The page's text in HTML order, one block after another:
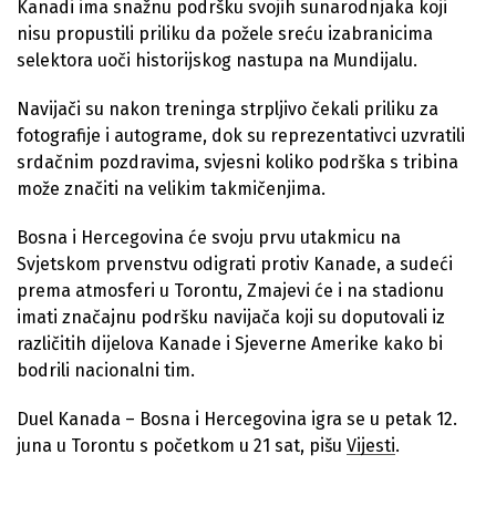
Kanadi ima snažnu podršku svojih sunarodnjaka koji
nisu propustili priliku da požele sreću izabranicima
selektora uoči historijskog nastupa na Mundijalu.
Navijači su nakon treninga strpljivo čekali priliku za
fotografije i autograme, dok su reprezentativci uzvratili
srdačnim pozdravima, svjesni koliko podrška s tribina
može značiti na velikim takmičenjima.
Bosna i Hercegovina će svoju prvu utakmicu na
Svjetskom prvenstvu odigrati protiv Kanade, a sudeći
prema atmosferi u Torontu, Zmajevi će i na stadionu
imati značajnu podršku navijača koji su doputovali iz
različitih dijelova Kanade i Sjeverne Amerike kako bi
bodrili nacionalni tim.
Duel Kanada – Bosna i Hercegovina igra se u petak 12.
juna u Torontu s početkom u 21 sat, pišu Vijesti.